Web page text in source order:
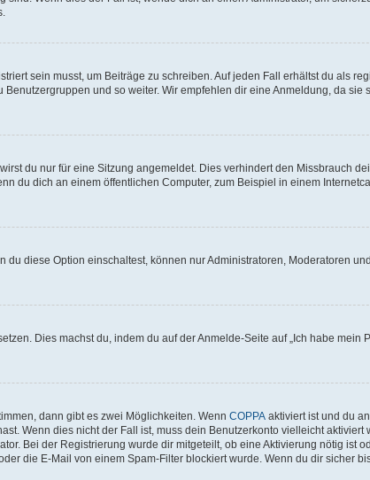
sein musst, um Beiträge zu schreiben. Auf jeden Fall erhältst du als
und so weiter. Wir empfehlen dir eine Anmeldung, da
du nur für eine Sitzung angemeldet. Dies verhindert den Missbrauch
du dich an einem öffentlichen Computer, zum Beispiel in einem
diese Option einschaltest, können nur Administratoren, Moderatoren
Dies machst du, indem du auf der Anmelde-Seite auf „Ich habe mein
dann gibt es zwei Möglichkeiten. Wenn COPPA aktiviert ist und du
Wenn dies nicht der Fall ist, muss dein Benutzerkonto vielleicht
Bei der Registrierung wurde dir mitgeteilt, ob eine Aktivierung nötig ist
die E-Mail von einem Spam-Filter blockiert wurde. Wenn du dir sicher